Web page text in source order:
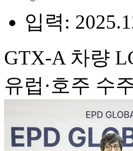
입력:
GTX-A 차량
유럽·호주 수